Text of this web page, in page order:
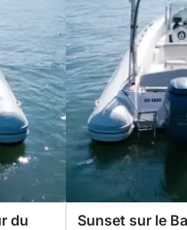
du
Sunset sur le